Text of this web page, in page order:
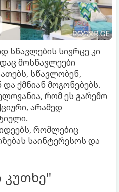
სივრცე კი
მოსწავლეები
სწავლობენ,
ქმნიან მოგონებებს.
რომ ეს გარემო
არამედ
რომლებიც
საინტერესოს და
კუთხე"